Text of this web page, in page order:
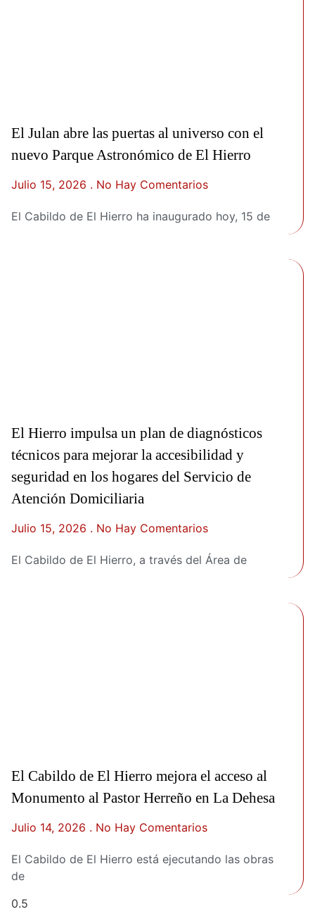
El Julan abre las puertas al universo con el
nuevo Parque Astronómico de El Hierro
Julio 15, 2026 No Hay Comentarios
El Cabildo de El Hierro ha inaugurado hoy, 15 de
El Hierro impulsa un plan de diagnósticos
técnicos para mejorar la accesibilidad y
seguridad en los hogares del Servicio de
Atención Domiciliaria
Julio 15, 2026 No Hay Comentarios
El Cabildo de El Hierro, a través del Área de
El Cabildo de El Hierro mejora el acceso al
Monumento al Pastor Herreño en La Dehesa
Julio 14, 2026 No Hay Comentarios
El Cabildo de El Hierro está ejecutando las obras
de